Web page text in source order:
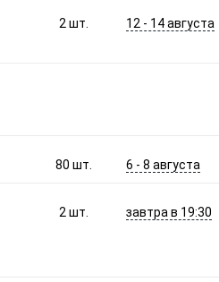
2шт. 12 - 14 августа
80шт. 6 - 8 августа
2шт. завтра в 19:30